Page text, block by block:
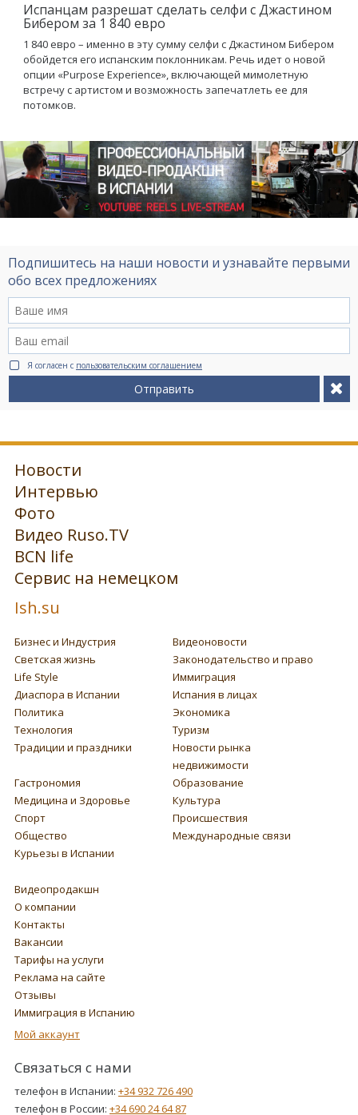
Испанцам разрешат сделать селфи с Джастином
Бибером за 1 840 евро
1 840 евро – именно в эту сумму селфи с Джастином Бибером
обойдется его испанским поклонникам. Речь идет о новой
опции «Purpose Experience», включающей мимолетную
встречу с артистом и возможность запечатлеть ее для
потомков.
Подпишитесь на наши новости и узнавайте первыми
обо всех предложениях
Я согласен с пользовательским соглашением
Отправить
Новости
Интервью
Фото
Видео Ruso.TV
BCN life
Сервис на немецком
Ish.su
Бизнес и Индустрия
Видеоновости
Светская жизнь
Законодательство и право
Life Style
Иммиграция
Диаспора в Испании
Испания в лицах
Политика
Экономика
Технология
Туризм
Традиции и праздники
Новости рынка
недвижимости
Гастрономия
Образование
Медицина и Здоровье
Культура
Спорт
Происшествия
Общество
Международные связи
Курьезы в Испании
Видеопродакшн
О компании
Контакты
Вакансии
Тарифы на услуги
Реклама на сайте
Отзывы
Иммиграция в Испанию
Мой аккаунт
Связаться с нами
телефон в Испании: +34 932 726 490
телефон в России: +34 690 24 64 87